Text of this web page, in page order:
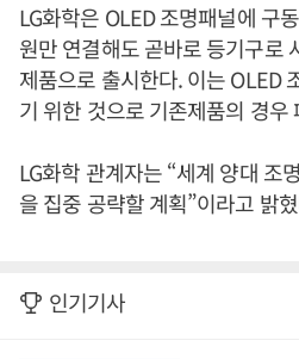
LG화학은 OLED 조명패널에 구
원만 연결해도 곧바로 등기구로
제품으로 출시한다. 이는 OLED
기 위한 것으로 기존제품의 경우
LG화학 관계자는 “세계 양대 조
을 집중 공략할 계획”이라고 밝
인기기사